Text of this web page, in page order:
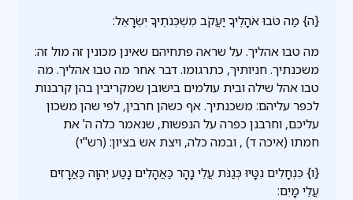
{ה} מַה טֹּבוּ אֹהָלֶיךָ יַעֲקֹב מִשְׁכְּנֹתֶיךָ יִשְׂרָאֵל:
מה טבו אהליך. על שראה פתחיהם שאינן מכונין זה מול זה:
משכנתיך. חניותיך, כתרגומו. דבר אחר מה טבו אהליך. מה
טבו אהל שילה ובית עולמים בישובן שמקריבין בהן קרבנות
לכפר עליהם: משכנתיך. אף כשהן חרבין, לפי שהן משכון
עליכם, וחרבנן כפרה על הנפשות, שנאמר כלה ה' את
חמתו (איכה ד) , ובמה כלה, ויצת אש בציון: (רש"י)
{ו} כִּנְחָלִים נִטָּיוּ כְּגַנֹּת עֲלֵי נָהָר כַּאֲהָלִים נָטַע יְהוָה כַּאֲרָזִים
עֲלֵי מָיִם: